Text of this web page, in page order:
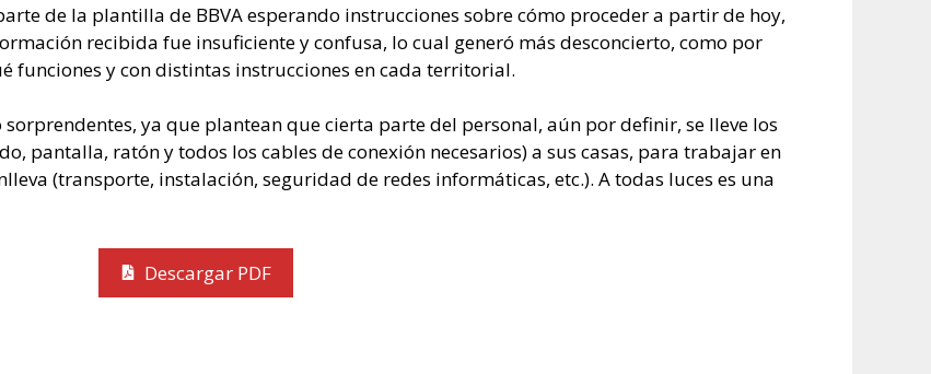
de la plantilla de BBVA esperando instrucciones sobre cómo proceder a partir de hoy,
recibida fue insuficiente y confusa, lo cual generó más desconcierto, como por
funciones y con distintas instrucciones en cada territorial.
ya que plantean que cierta parte del personal, aún por definir, se lleve los
pantalla, ratón y todos los cables de conexión necesarios) a sus casas, para trabajar en
(transporte, instalación, seguridad de redes informáticas, etc.). A todas luces es una
Descargar PDF